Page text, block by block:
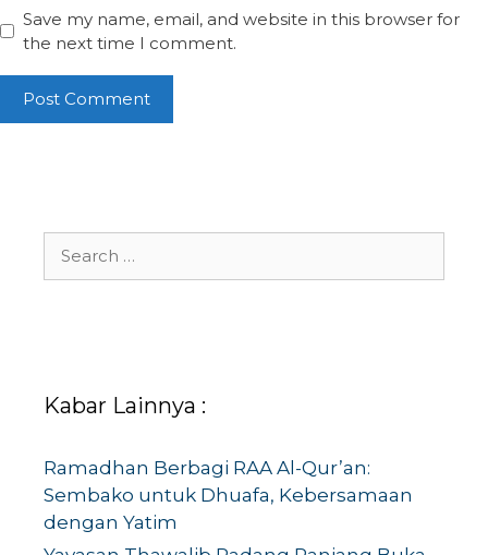
Save my name, email, and website in this browser for
the next time I comment.
Kabar Lainnya :
Ramadhan Berbagi RAA Al-Qur’an:
Sembako untuk Dhuafa, Kebersamaan
dengan Yatim